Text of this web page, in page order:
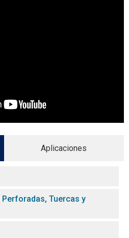
Aplicaciones
Tuercas y